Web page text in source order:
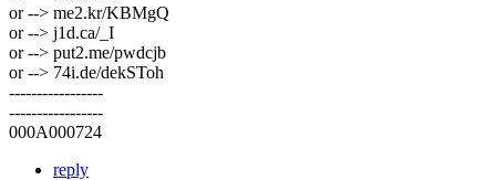
or --> me2.kr/KBMgQ
or --> j1d.ca/_I
or --> put2.me/pwdcjb
or --> 74i.de/dekSToh
-----------------
-----------------
000A000724
reply